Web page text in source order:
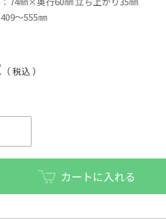
～555㎜
税込
カートに入れる